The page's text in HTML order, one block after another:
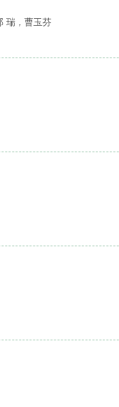
瑞，曹玉芬